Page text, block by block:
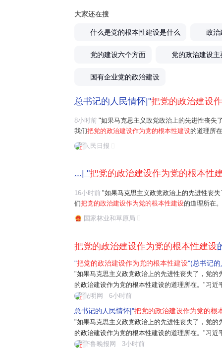
大家还在搜
什么是党的根本性建设是什么 政治
党的建设六个方面 党的政治建设主
国有企业党的政治建设
总书记的人民情怀|"把党的政治建设
8小时前 "如果马克思主义政党政治上的先进性丧失
我们把党的政治建设作为党的根本性建设的道理所
首要任务是保证全党服从中央，坚持党中央权威和
问题。习近平总书记曾讲过一个长征故事："红军...
人民日报
...| "把党的政治建设作为党的根本性
16小时前 "如果马克思主义政党政治上的先进性丧
们把党的政治建设作为党的根本性建设的道理所在
任务是保证全党服从中央,坚持党中央权威和集中
题。习近平总书记曾讲过一个长征故事:"红军...
国家林业和草原局
把党的政治建设作为党的根本性建设
"把党的政治建设作为党的根本性建设"(总书记
"如果马克思主义政党政治上的先进性丧失了，党
的政治建设作为党的根本性建设的道理所在。"习
是保证全党服从中央，坚持党中央权威和集中统一
近平总书记曾讲过一个长征故事："红军过草
光明网 6小时前
总书记的人民情怀|"把党的政治建设作为党的根
"如果马克思主义政党政治上的先进性丧失了，党
的政治建设作为党的根本性建设的道理所在。"习
是保证全党服从中央，坚持党中央权威和集中统一
齐鲁晚报网 3小时前